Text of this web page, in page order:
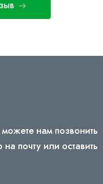
нам позвонить
почту или оставить